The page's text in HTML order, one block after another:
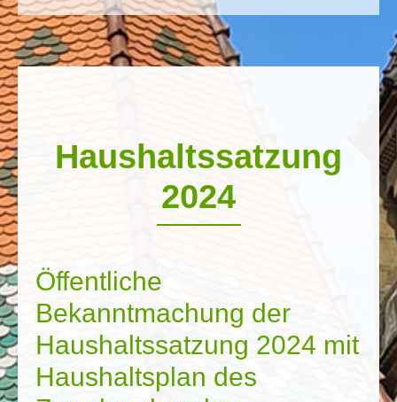
Haushaltssatzung
2024
Öffentliche
Bekanntmachung der
Haushaltssatzung 2024 mit
Haushaltsplan des